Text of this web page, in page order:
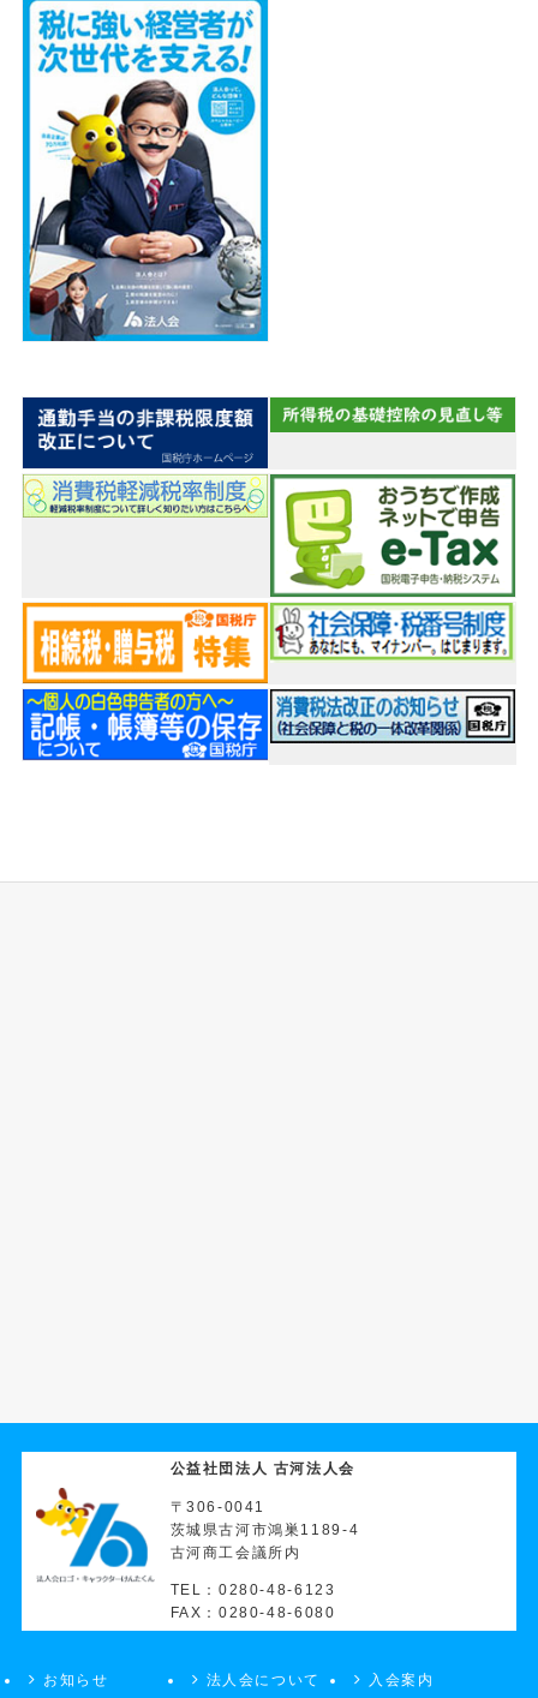
公益社団法人 古河法人会
〒306-0041
茨城県古河市鴻巣1189-4
古河商工会議所内
TEL：0280-48-6123
FAX：0280-48-6080
お知らせ 法人会について 入会案内